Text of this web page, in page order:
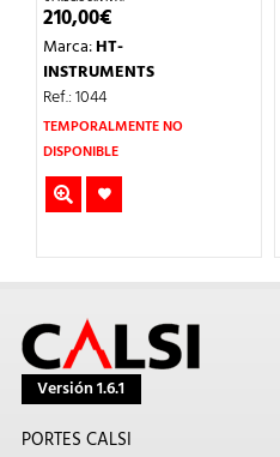
210,00€
Marca:HT-
INSTRUMENTS
Ref.: 1044
TEMPORALMENTE NO
DISPONIBLE
Versión 1.6.1
PORTES CALSI